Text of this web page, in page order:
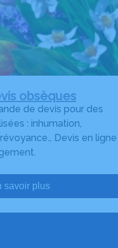
obsèques
de devis pour des
: inhumation,
Devis en ligne
savoir plus